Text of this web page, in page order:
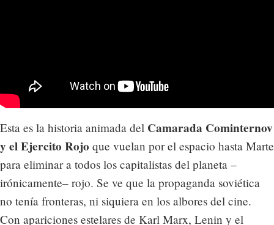
Esta es la historia animada del Camarada Cominternov
y el Ejercito Rojo que vuelan por el espacio hasta Marte
para eliminar a todos los capitalistas del planeta –
irónicamente– rojo. Se ve que la propaganda soviética
no tenía fronteras, ni siquiera en los albores del cine.
Con apariciones estelares de Karl Marx, Lenin y el